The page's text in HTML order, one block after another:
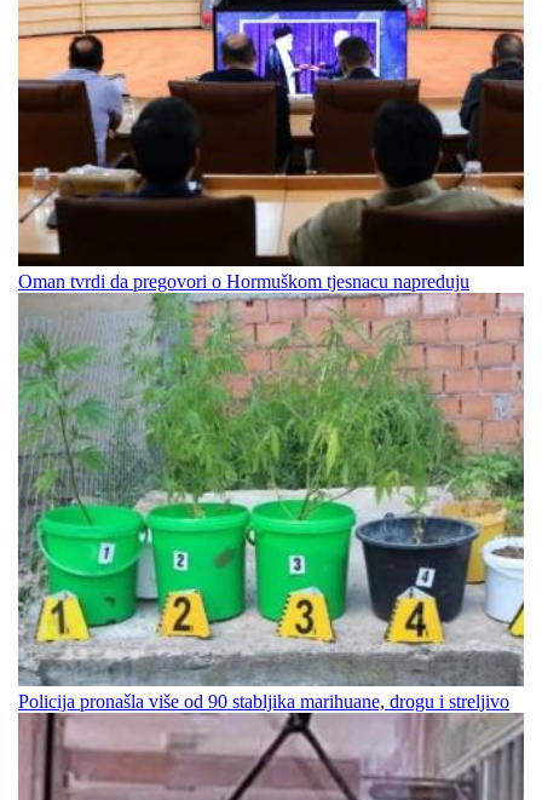
Oman tvrdi da pregovori o Hormuškom tjesnacu napreduju
Policija pronašla više od 90 stabljika marihuane, drogu i streljivo